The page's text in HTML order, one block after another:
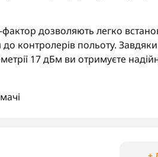
дозволяють легко
до контролерів польоту.
17 дБм ви отримуєте